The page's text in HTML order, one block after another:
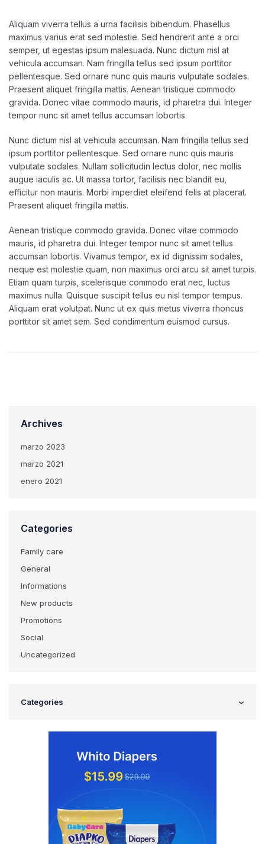
Aliquam viverra tellus a urna facilisis bibendum. Phasellus
maximus varius erat sed molestie. Sed hendrerit ante a orci
semper, ut egestas ipsum malesuada. Nunc dictum nisl at
vehicula accumsan. Nam fringilla tellus sed ipsum porttitor
pellentesque. Sed ornare nunc quis mauris vulputate sodales.
Praesent aliquet fringilla mattis. Aenean tristique commodo
gravida. Donec vitae commodo mauris, id pharetra dui. Integer
tempor nunc sit amet tellus accumsan lobortis.
Nunc dictum nisl at vehicula accumsan. Nam fringilla tellus sed
ipsum porttitor pellentesque. Sed ornare nunc quis mauris
vulputate sodales. Nullam sollicitudin lectus dolor, nec mollis
augue iaculis ac. Ut massa tortor, facilisis nec blandit eu,
efficitur non mauris. Morbi imperdiet eleifend felis at placerat.
Praesent aliquet fringilla mattis.
Aenean tristique commodo gravida. Donec vitae commodo
mauris, id pharetra dui. Integer tempor nunc sit amet tellus
accumsan lobortis. Vivamus tempor, ex id dignissim sodales,
neque est molestie quam, non maximus orci arcu sit amet turpis.
Etiam quam turpis, scelerisque commodo erat nec, luctus
maximus nulla. Quisque suscipit tellus eu nisl tempor tempus.
Aliquam erat volutpat. Nunc ut ex quis metus viverra rhoncus
porttitor sit amet sem. Sed condimentum euismod cursus.
Archives
marzo 2023
marzo 2021
enero 2021
Categories
Family care
General
Informations
New products
Promotions
Social
Uncategorized
Categories